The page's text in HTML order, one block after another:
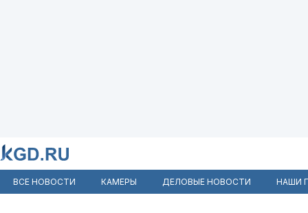
ВСЕ НОВОСТИ КАМЕРЫ ДЕЛОВЫЕ НОВОСТИ НАШИ